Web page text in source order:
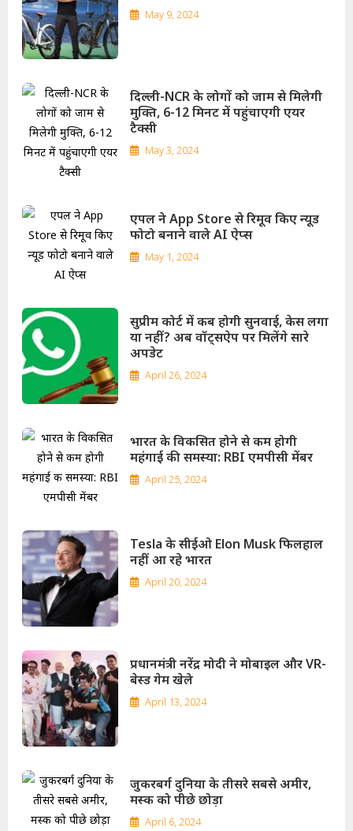
May 9, 2024
दिल्ली-NCR के लोगों को जाम से मिलेगी
मुक्ति, 6-12 मिनट में पहुंचाएगी एयर
टैक्सी
May 3, 2024
एपल ने App Store से रिमूव किए न्यूड
फोटो बनाने वाले AI ऐप्स
May 1, 2024
सुप्रीम कोर्ट में कब होगी सुनवाई, केस लगा
या नहीं? अब वॉट्सऐप पर मिलेंगे सारे
अपडेट
April 26, 2024
भारत के विकसित होने से कम होगी
महंगाई की समस्या: RBI एमपीसी मेंबर
April 25, 2024
Tesla के सीईओ Elon Musk फिलहाल
नहीं आ रहे भारत
April 20, 2024
प्रधानमंत्री नरेंद्र मोदी ने मोबाइल और VR-
बेस्ड गेम खेले
April 13, 2024
जुकरबर्ग दुनिया के तीसरे सबसे अमीर,
मस्क को पीछे छोड़ा
April 6, 2024